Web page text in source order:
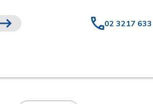
02 3217 633